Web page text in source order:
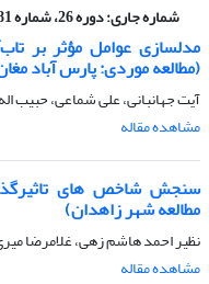
شماره جاری:دوره 26، شماره 81، تابستان 1405
مدلسازی عوامل مؤثر بر
(مطالعه موردی: پارس آباد
آیت جهانبانی، علی شماعی، حبیب
مشاهده مقاله
سنجش شاخص های
مطالعه شهر زاهدان)
نظیر احمد هاشم زهی، غلامرضا
مشاهده مقاله